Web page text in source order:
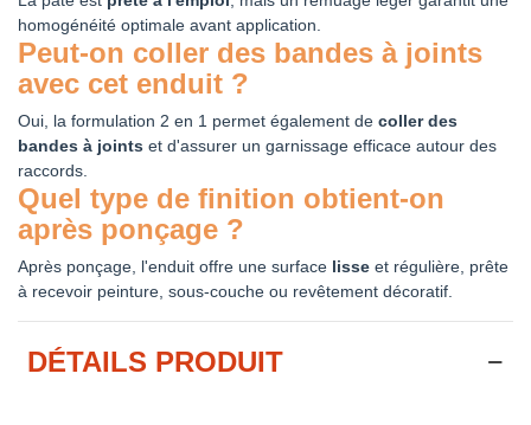
homogénéité optimale avant application.
Peut-on coller des bandes à joints
avec cet enduit ?
Oui, la formulation 2 en 1 permet également de coller des
bandes à joints et d'assurer un garnissage efficace autour des
raccords.
Quel type de finition obtient-on
après ponçage ?
Après ponçage, l'enduit offre une surface lisse et régulière, prête
à recevoir peinture, sous-couche ou revêtement décoratif.
DÉTAILS PRODUIT